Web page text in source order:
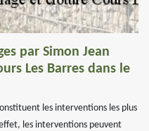
par Simon Jean
Les Barres dans le
les interventions les plus
les interventions peuvent